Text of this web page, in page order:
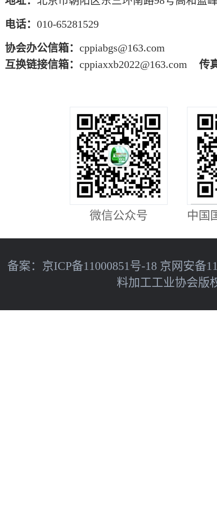
电话： 010-65281529
协会办公信箱： cppiabgs@163.com
互换链接信箱： cppiaxxb2022@163.com 传
微信公众号 中国
备案： 京ICP备11000851号-18 京网安备
料加工工业协会版